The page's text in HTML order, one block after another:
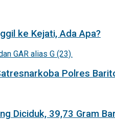
ke Kejati, Ada Apa?
Polres
Diciduk, 39,73 Gram